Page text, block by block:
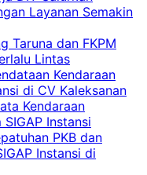
Layanan Semakin
Taruna dan FKPM
Lintas
Kendaraan
di CV Kaleksanan
Kendaraan
Instansi
PKB dan
Instansi di